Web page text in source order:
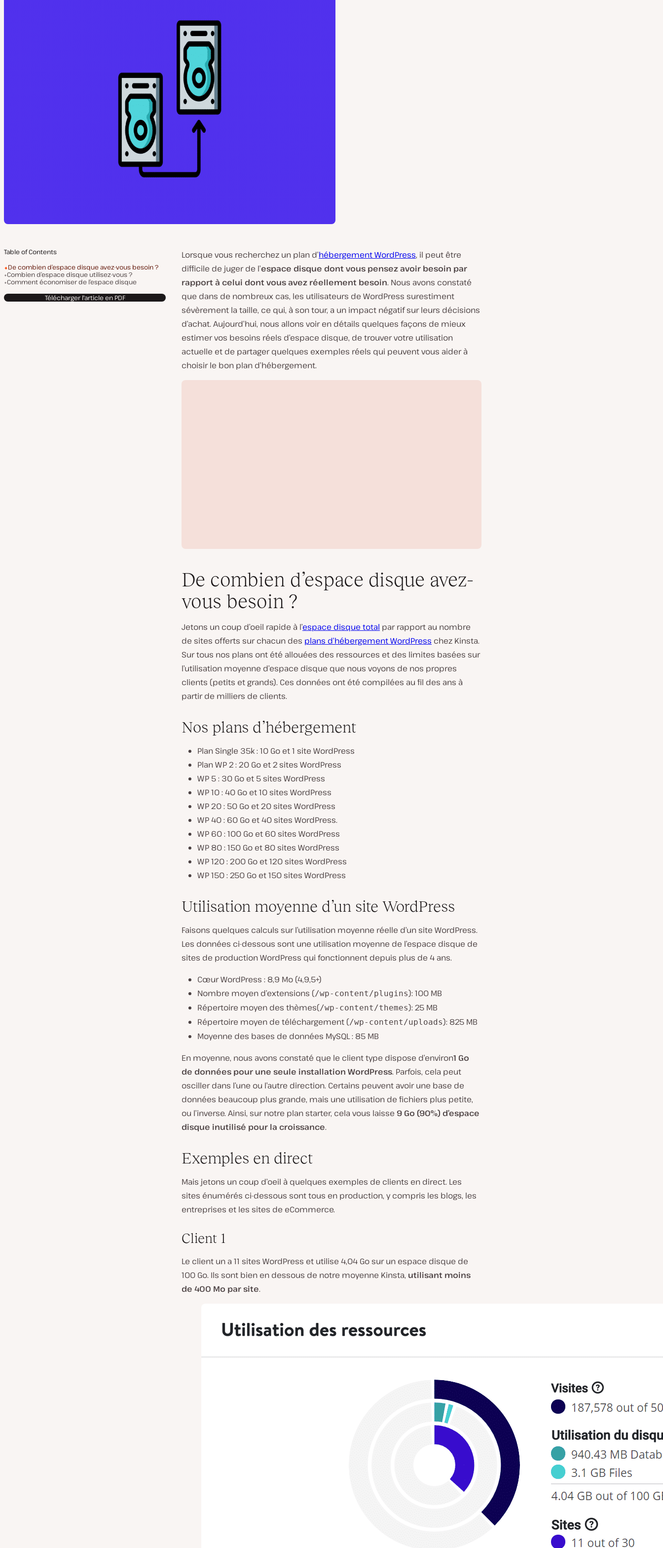
Table of Contents
De combien d’espace disque avez-vous besoin ?
Combien d’espace disque utilisez-vous ?
Comment économiser de l’espace disque
Télécharger l'article en PDF
Lorsque vous recherchez un plan d’hébergement WordPress, il peut être
difficile de juger de l’espace disque dont vous pensez avoir besoin par
rapport à celui dont vous avez réellement besoin. Nous avons constaté
que dans de nombreux cas, les utilisateurs de WordPress surestiment
sévèrement la taille, ce qui, à son tour, a un impact négatif sur leurs décisions
d’achat. Aujourd’hui, nous allons voir en détails quelques façons de mieux
estimer vos besoins réels d’espace disque, de trouver votre utilisation
actuelle et de partager quelques exemples réels qui peuvent vous aider à
choisir le bon plan d’hébergement.
i
r
l
a
o
De combien d’espace disque avez-
vous besoin ?
Jetons un coup d’oeil rapide à l’espace disque total par rapport au nombre
de sites offerts sur chacun des plans d’hébergement WordPress chez Kinsta.
Sur tous nos plans ont été allouées des ressources et des limites basées sur
l’utilisation moyenne d’espace disque que nous voyons de nos propres
clients (petits et grands). Ces données ont été compilées au fil des ans à
partir de milliers de clients.
Nos plans d’hébergement
Plan Single 35k : 10 Go et 1 site WordPress
Plan WP 2 : 20 Go et 2 sites WordPress
WP 5 : 30 Go et 5 sites WordPress
WP 10 : 40 Go et 10 sites WordPress
WP 20 : 50 Go et 20 sites WordPress
WP 40 : 60 Go et 40 sites WordPress.
WP 60 : 100 Go et 60 sites WordPress
WP 80 : 150 Go et 80 sites WordPress
WP 120 : 200 Go et 120 sites WordPress
WP 150 : 250 Go et 150 sites WordPress
Utilisation moyenne d’un site WordPress
Faisons quelques calculs sur l’utilisation moyenne réelle d’un site WordPress.
Les données ci-dessous sont une utilisation moyenne de l’espace disque de
sites de production WordPress qui fonctionnent depuis plus de 4 ans.
Cœur WordPress : 8,9 Mo (4,9,5+)
Nombre moyen d’extensions (/wp-content/plugins): 100 MB
Répertoire moyen des thèmes(/wp-content/themes): 25 MB
Répertoire moyen de téléchargement (/wp-content/uploads): 825 MB
Moyenne des bases de données MySQL : 85 MB
En moyenne, nous avons constaté que le client type dispose d’environ1 Go
de données pour une seule installation WordPress. Parfois, cela peut
osciller dans l’une ou l’autre direction. Certains peuvent avoir une base de
données beaucoup plus grande, mais une utilisation de fichiers plus petite,
ou l’inverse. Ainsi, sur notre plan starter, cela vous laisse 9 Go (90%) d’espace
disque inutilisé pour la croissance.
Exemples en direct
Mais jetons un coup d’oeil à quelques exemples de clients en direct. Les
sites énumérés ci-dessous sont tous en production, y compris les blogs, les
entreprises et les sites de eCommerce.
Client 1
Le client un a 11 sites WordPress et utilise 4,04 Go sur un espace disque de
100 Go. Ils sont bien en dessous de notre moyenne Kinsta, utilisant moins
de 400 Mo par site.